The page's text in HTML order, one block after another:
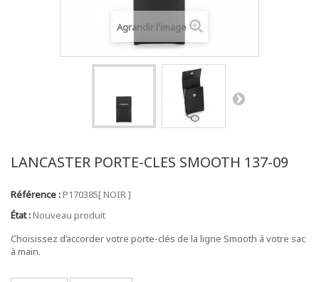
Agrandir l'image
LANCASTER PORTE-CLES SMOOTH 137-09
Référence :P170385[ NOIR ]
État :Nouveau produit
Choisissez d’accorder votre porte-clés de la ligne Smooth à votre sac
à main.